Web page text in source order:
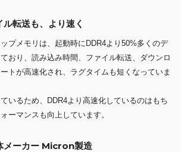
転送も、より速く
プメモリは、起動時にDDR4より50%多くのデ
おり、読み込み時間、ファイル転送、ダウンロ
トが高速化され、ラグタイムも短くなっていま
いるため、DDR4より高速化しているのはもち
ーマンスも向上しています。
メーカー Micron製造